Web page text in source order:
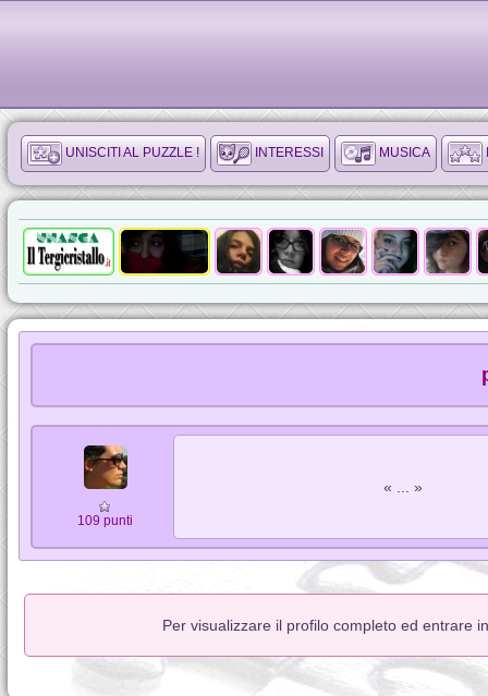
UNISCITI AL PUZZLE ! INTERESSI MUSICA
109 punti
« ... »
Per visualizzare il profilo completo ed entrare